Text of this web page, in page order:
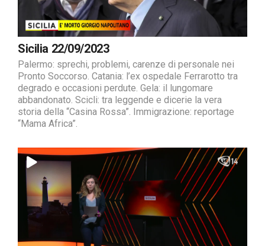
Sicilia 22/09/2023
Palermo: sprechi, problemi, carenze di personale nei
Pronto Soccorso. Catania: l’ex ospedale Ferrarotto tra
degrado e occasioni perdute. Gela: il lungomare
abbandonato. Scicli: tra leggende e dicerie la vera
storia della “Casina Rossa”. Immigrazione: reportage
“Mama Africa”.